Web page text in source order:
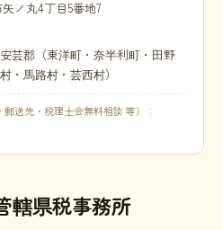
ノ丸4丁目5番地7
芸郡（東洋町・奈半利町・田野
・馬路村・芸西村）
送先・税理士会無料相談 等）：
轄県税事務所